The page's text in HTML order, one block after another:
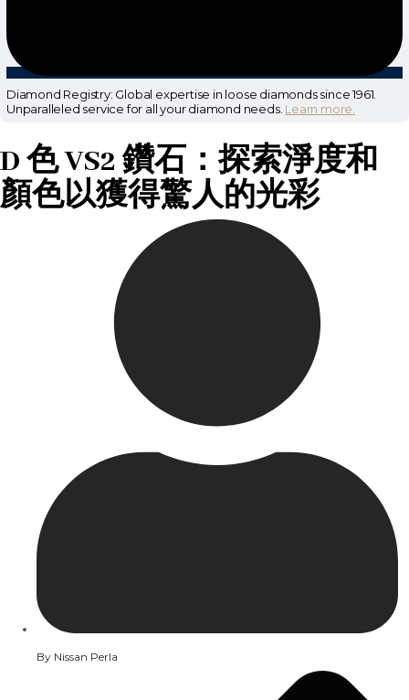
Diamond Registry: Global expertise in loose diamonds since 1961.
Unparalleled service for all your diamond needs. Learn more.
D 色 VS2 鑽石：探索淨度和
顏色以獲得驚人的光彩
By Nissan Perla